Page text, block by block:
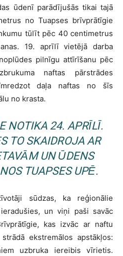
ūdenī parādījušās tikai tajā
no Tuapses brīvprātīgie
tūlīt pēc 40 centimetrus
19. aprīlī vietējā darba
pilnīgu attīrīšanu pēc
naftas pārstrādes
daļa naftas no šīs
no krasta.
NOTIKA 24. APRĪLĪ.
TO SKAIDROJA AR
UN ŪDENS
TUAPSES UPĒ.
sūdzas, ka reģionālie
un viņi paši savāc
kas izvāc ar naftu
ekstremālos apstākļos:
uzbruka iereibis vīrietis.